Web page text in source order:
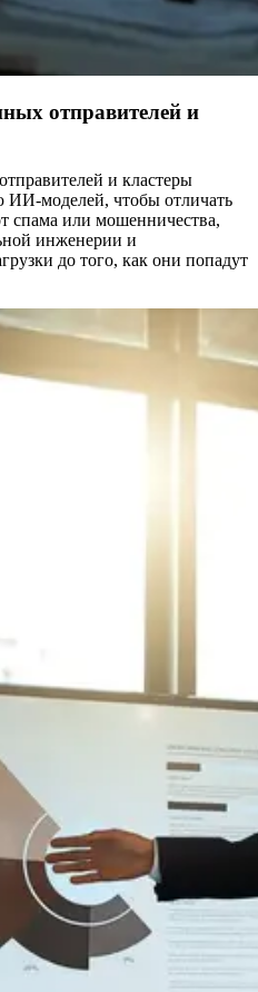
отправителей и
и кластеры
моделей, чтобы отличать
спама или мошенничества,
инженерии и
до того, как они попадут